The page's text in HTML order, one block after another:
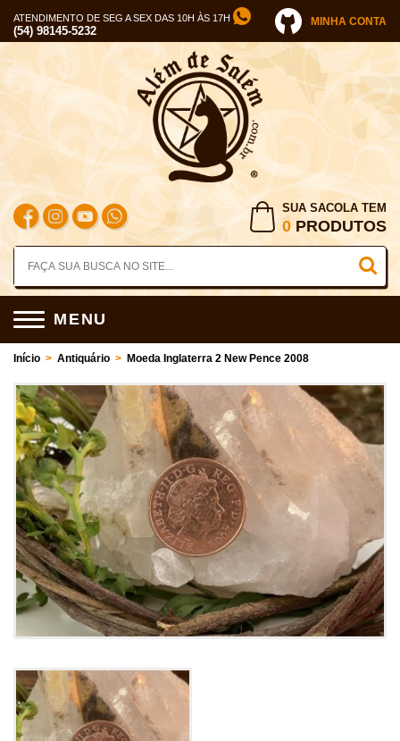
ATENDIMENTO DE SEG A SEX DAS 10H ÀS 17H
(54) 98145-5232
MINHA CONTA
SUA SACOLA TEM
0 PRODUTOS
MENU
Início > Antiquário > Moeda Inglaterra 2 New Pence 2008